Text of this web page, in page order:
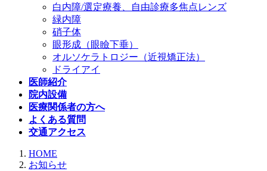
白内障/選定療養、自由診療多焦点レンズ
緑内障
硝子体
眼形成（眼瞼下垂）
オルソケラトロジー（近視矯正法）
ドライアイ
医師紹介
院内設備
医療関係者の方へ
よくある質問
交通アクセス
HOME
お知らせ